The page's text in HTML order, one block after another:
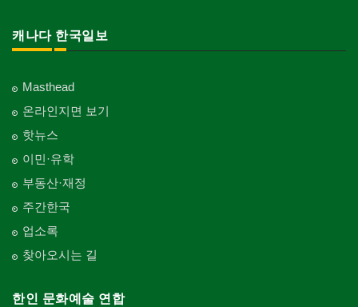
캐나다 한국일보
Masthead
온라인지면 보기
핫뉴스
이민·유학
부동산·재정
주간한국
업소록
찾아오시는 길
한인 문화예술 연합